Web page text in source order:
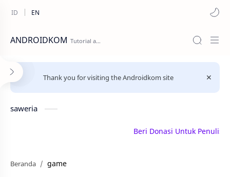
ANDROIDKOM
Thank you for visiting the Androidkom site
saweria
Beri Donasi Untuk Penulis |
Beranda game